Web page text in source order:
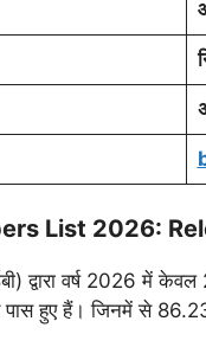
List 2026:
द्वारा वर्ष 2026 में
पास हुए हैं। जिनमें से